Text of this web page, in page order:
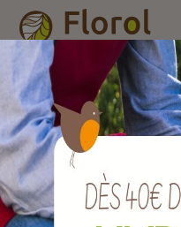
Accueil Nos produits /
Produits traditionnels +
pour la mouche de l'olive